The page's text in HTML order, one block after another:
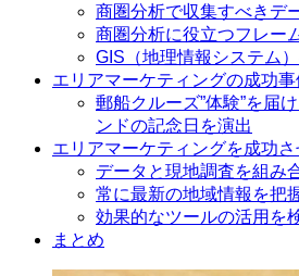
商圏分析で収集すべきデ
商圏分析に役立つフレー
GIS（地理情報システム
エリアマーケティングの成功事
郵船クルーズ”体験”を届
ンドの記念日を演出
エリアマーケティングを成功
データと現地調査を組み
常に最新の地域情報を把
効果的なツールの活用を
まとめ